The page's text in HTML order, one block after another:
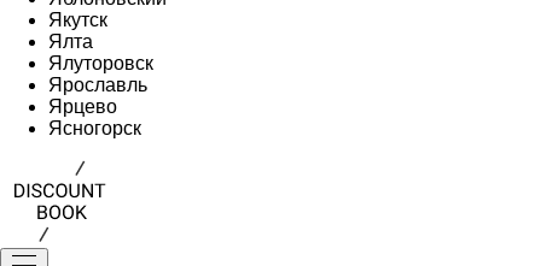
Якутск
Ялта
Ялуторовск
Ярославль
Ярцево
Ясногорск